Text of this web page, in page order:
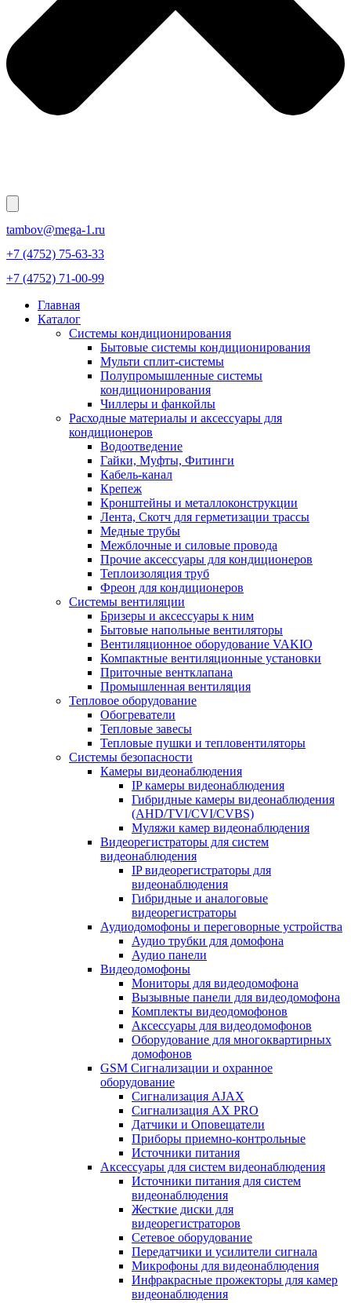
tambov@mega-1.ru
+7 (4752) 75-63-33
+7 (4752) 71-00-99
Главная
Каталог
Системы кондиционирования
Бытовые системы кондиционирования
Мульти сплит-системы
Полупромышленные системы
кондиционирования
Чиллеры и фанкойлы
Расходные материалы и аксессуары для
кондиционеров
Водоотведение
Гайки, Муфты, Фитинги
Кабель-канал
Крепеж
Кронштейны и металлоконструкции
Лента, Скотч для герметизации трассы
Медные трубы
Межблочные и силовые провода
Прочие аксессуары для кондиционеров
Теплоизоляция труб
Фреон для кондиционеров
Системы вентиляции
Бризеры и аксессуары к ним
Бытовые напольные вентиляторы
Вентиляционное оборудование VAKIO
Компактные вентиляционные установки
Приточные вентклапана
Промышленная вентиляция
Тепловое оборудование
Обогреватели
Тепловые завесы
Тепловые пушки и тепловентиляторы
Системы безопасности
Камеры видеонаблюдения
IP камеры видеонаблюдения
Гибридные камеры видеонаблюдения
(AHD/TVI/CVI/CVBS)
Муляжи камер видеонаблюдения
Видеорегистраторы для систем
видеонаблюдения
IP видеорегистраторы для
видеонаблюдения
Гибридные и аналоговые
видеорегистраторы
Аудиодомофоны и переговорные устройства
Аудио трубки для домофона
Аудио панели
Видеодомофоны
Мониторы для видеодомофона
Вызывные панели для видеодомофона
Комплекты видеодомофонов
Аксессуары для видеодомофонов
Оборудование для многоквартирных
домофонов
GSM Сигнализации и охранное
оборудование
Сигнализация AJAX
Сигнализация AX PRO
Датчики и Оповещатели
Приборы приемно-контрольные
Источники питания
Аксессуары для систем видеонаблюдения
Источники питания для систем
видеонаблюдения
Жесткие диски для
видеорегистраторов
Сетевое оборудование
Передатчики и усилители сигнала
Микрофоны для видеонаблюдения
Инфракрасные прожекторы для камер
видеонаблюдения